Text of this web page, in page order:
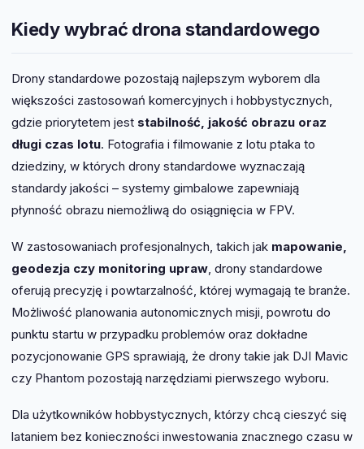
Kiedy wybrać drona standardowego
Drony standardowe pozostają najlepszym wyborem dla
większości zastosowań komercyjnych i hobbystycznych,
gdzie priorytetem jest stabilność, jakość obrazu oraz
długi czas lotu. Fotografia i filmowanie z lotu ptaka to
dziedziny, w których drony standardowe wyznaczają
standardy jakości – systemy gimbalowe zapewniają
płynność obrazu niemożliwą do osiągnięcia w FPV.
W zastosowaniach profesjonalnych, takich jak mapowanie,
geodezja czy monitoring upraw , drony standardowe
oferują precyzję i powtarzalność, której wymagają te branże.
Możliwość planowania autonomicznych misji, powrotu do
punktu startu w przypadku problemów oraz dokładne
pozycjonowanie GPS sprawiają, że drony takie jak DJI Mavic
czy Phantom pozostają narzędziami pierwszego wyboru.
Dla użytkowników hobbystycznych, którzy chcą cieszyć się
lataniem bez konieczności inwestowania znacznego czasu w